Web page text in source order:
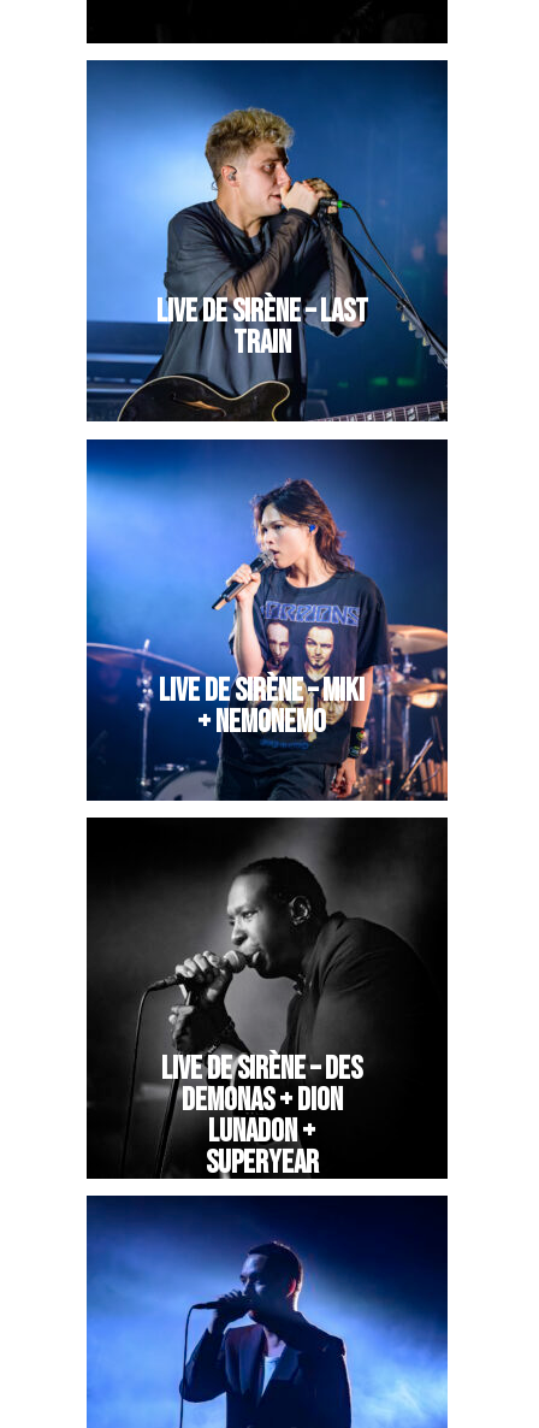
LIVE DE SIRÈNE – LAST
TRAIN
LIVE DE SIRÈNE – MIKI
+ NEMONEMO
LIVE DE SIRÈNE – DES
DEMONAS + DION
LUNADON +
SUPERYEAR